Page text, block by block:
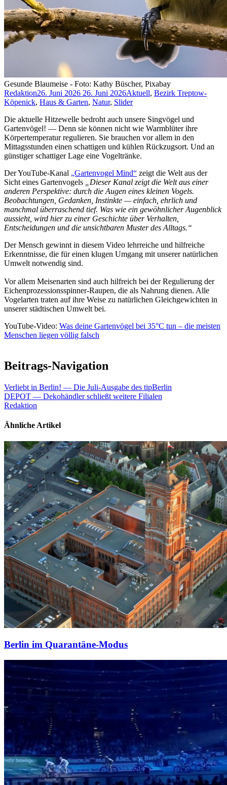
Gesunde Blaumeise - Foto: Kathy Büscher, Pixabay
Redaktion26. Juni 2026 26. Juni 2026Aktuell, Bezirk Treptow-
Köpenick, Haus & Garten, Natur, Slider
Die aktuelle Hitzewelle bedroht auch unsere Singvögel und
Gartenvögel! — Denn sie können nicht wie Warmblüter ihre
Körpertemperatur regulieren. Sie brauchen vor allem in den
Mittagsstunden einen schattigen und kühlen Rückzugsort. Und an
günstiger schattiger Lage eine Vogeltränke.
Der YouTube-Kanal „Gartenvogel Mind“ zeigt die Welt aus der
Sicht eines Gartenvogels „Dieser Kanal zeigt die Welt aus einer
anderen Perspektive: durch die Augen eines kleinen Vogels.
Beobachtungen, Gedanken, Instinkte — einfach, ehrlich und
manchmal überraschend tief. Was wie ein gewöhnlicher Augenblick
aussieht, wird hier zu einer Geschichte über Verhalten,
Entscheidungen und die unsichtbaren Muster des Alltags.“
Der Mensch gewinnt in diesem Video lehrreiche und hilfreiche
Erkenntnisse, die für einen klugen Umgang mit unserer natürlichen
Umwelt notwendig sind.
Vor allem Meisenarten sind auch hilfreich bei der Regulierung der
Eichenprozessionsspinner-Raupen, die als Nahrung dienen. Alle
Vogelarten traten auf ihre Weise zu natürlichen Gleichgewichten in
unserer städtischen Umwelt bei.
YouTube-Video: Was deine Gartenvögel bei 35°C tun – die meisten
Menschen liegen völlig falsch
Beitrags-Navigation
Verliebt in Berlin! — Die Juli-Ausgabe des tipBerlin
DEPOT — Dekohändler schließt weitere Filialen
Redaktion
Ähnliche Artikel
Berlin im Quarantäne-Modus